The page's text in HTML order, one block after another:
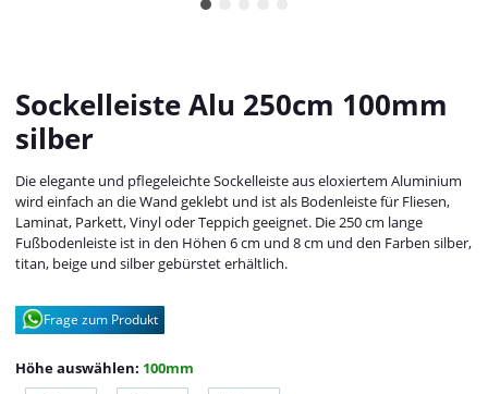
Sockelleiste Alu 250cm 100mm
silber
Die elegante und pflegeleichte Sockelleiste aus eloxiertem Aluminium
wird einfach an die Wand geklebt und ist als Bodenleiste für Fliesen,
Laminat, Parkett, Vinyl oder Teppich geeignet. Die 250 cm lange
Fußbodenleiste ist in den Höhen 6 cm und 8 cm und den Farben silber,
titan, beige und silber gebürstet erhältlich.
Frage zum Produkt
Höhe auswählen: 100mm